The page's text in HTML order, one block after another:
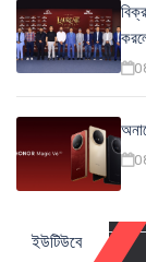
ইউটিউবে